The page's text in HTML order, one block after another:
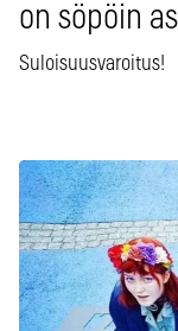
on söpöin
Suloisuusvaroitus!